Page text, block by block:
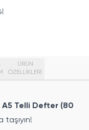
ÜRÜN
ÖZELLIKLERI
A5 Telli Defter (80
taşıyın!